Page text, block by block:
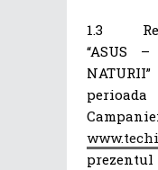
1.3
“ASUS